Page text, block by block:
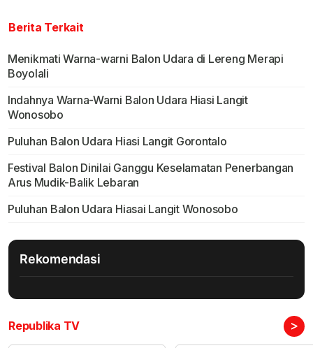
Berita Terkait
Menikmati Warna-warni Balon Udara di Lereng Merapi
Boyolali
Indahnya Warna-Warni Balon Udara Hiasi Langit
Wonosobo
Puluhan Balon Udara Hiasi Langit Gorontalo
Festival Balon Dinilai Ganggu Keselamatan Penerbangan
Arus Mudik-Balik Lebaran
Puluhan Balon Udara Hiasai Langit Wonosobo
Rekomendasi
Republika TV >